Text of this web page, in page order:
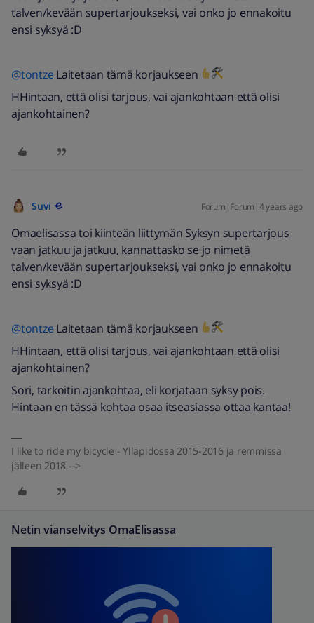
talven/kevään supertarjoukseksi, vai onko jo ennakoitu
ensi syksyä :D
@tontze Laitetaan tämä korjaukseen
HHintaan, että olisi tarjous, vai ajankohtaan että olisi
ajankohtainen?
Suvi Forum|Forum|4 years ago
Omaelisassa toi kiinteän liittymän Syksyn supertarjous
vaan jatkuu ja jatkuu, kannattasko se jo nimetä
talven/kevään supertarjoukseksi, vai onko jo ennakoitu
ensi syksyä :D
@tontze Laitetaan tämä korjaukseen
HHintaan, että olisi tarjous, vai ajankohtaan että olisi
ajankohtainen?
Sori, tarkoitin ajankohtaa, eli korjataan syksy pois.
Hintaan en tässä kohtaa osaa itseasiassa ottaa kantaa!
I like to ride my bicycle - Ylläpidossa 2015-2016 ja remmissä
jälleen 2018 -->
Netin vianselvitys OmaElisassa